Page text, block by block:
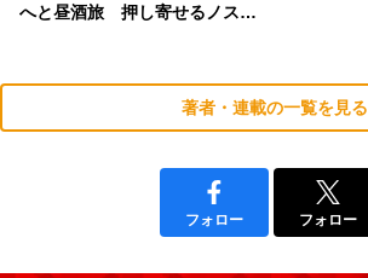
へと昼酒旅 押し寄せるノス…
著者・連載の一覧を見る
フォロー フォロー